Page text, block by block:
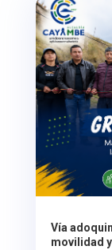
Vía
movilidad